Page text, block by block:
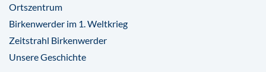
Ortszentrum
Birkenwerder im 1. Weltkrieg
Zeitstrahl Birkenwerder
Unsere Geschichte